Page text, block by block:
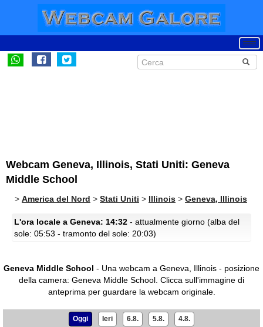
Webcam Geneva, Illinois, Stati Uniti: Geneva
Middle School
> America del Nord > Stati Uniti > Illinois > Geneva, Illinois
L'ora locale a Geneva: 14:32 - attualmente giorno (alba del
sole: 05:53 - tramonto del sole: 20:03)
Geneva Middle School - Una webcam a Geneva, Illinois - posizione
della camera: Geneva Middle School. Clicca sull'immagine di
anteprima per guardare la webcam originale.
Oggi Ieri 6.8. 5.8. 4.8.